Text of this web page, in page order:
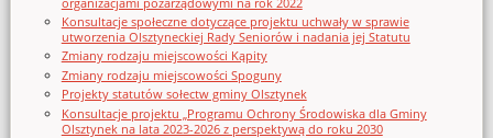
Konsultacje społeczne dotyczące projektu uchwały w sprawie
utworzenia Olsztyneckiej Rady Seniorów i nadania jej Statutu
Zmiany rodzaju miejscowości Kąpity
Zmiany rodzaju miejscowości Spoguny
Projekty statutów sołectw gminy Olsztynek
Konsultacje projektu „Programu Ochrony Środowiska dla Gminy
Olsztynek na lata 2023-2026 z perspektywą do roku 2030